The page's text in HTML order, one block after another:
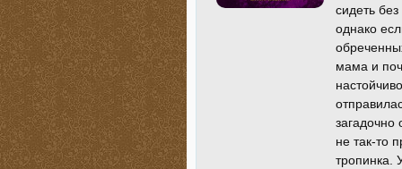
сидеть
однако
мама и
загадочно
не так-то
тропинка.